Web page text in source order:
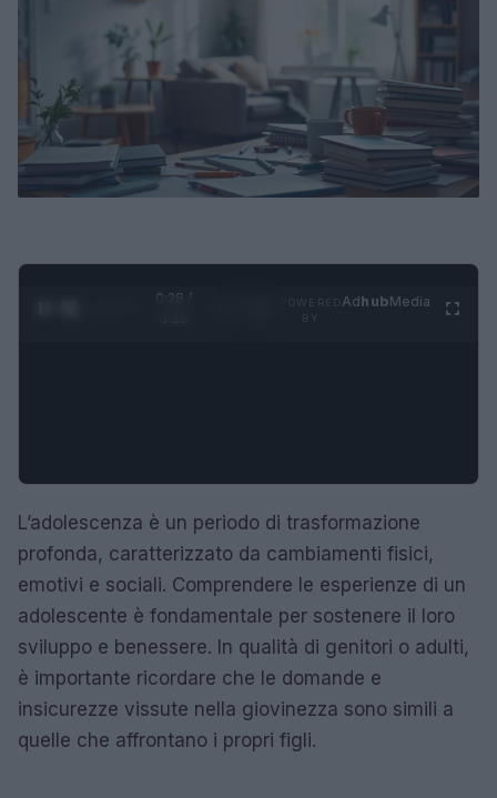
0:29 /
AdhubMedia
L’adolescenza è un periodo di trasformazione
profonda, caratterizzato da cambiamenti fisici,
emotivi e sociali. Comprendere le esperienze di un
adolescente è fondamentale per sostenere il loro
sviluppo e benessere. In qualità di genitori o adulti,
è importante ricordare che le domande e
insicurezze vissute nella giovinezza sono simili a
quelle che affrontano i propri figli.